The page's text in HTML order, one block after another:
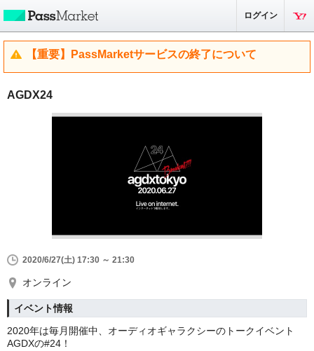
ログイン
【重要】PassMarketサービスの終了について
AGDX24
2020/6/27(土) 17:30 ～ 21:30
オンライン
イベント情報
2020年は毎月開催中、オーディオギャラクシーのトークイベント
AGDXの#24！